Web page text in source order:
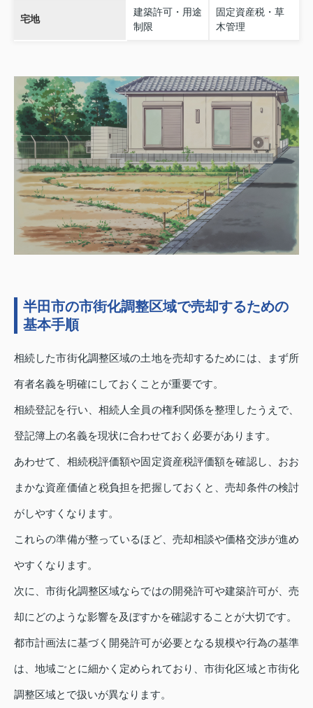
宅地
建築許可・用途
制限
固定資産税・草
木管理
半田市の市街化調整区域で売却するための
基本手順
相続した市街化調整区域の土地を売却するためには、まず所
有者名義を明確にしておくことが重要です。
相続登記を行い、相続人全員の権利関係を整理したうえで、
登記簿上の名義を現状に合わせておく必要があります。
あわせて、相続税評価額や固定資産税評価額を確認し、おお
まかな資産価値と税負担を把握しておくと、売却条件の検討
がしやすくなります。
これらの準備が整っているほど、売却相談や価格交渉が進め
やすくなります。
次に、市街化調整区域ならではの開発許可や建築許可が、売
却にどのような影響を及ぼすかを確認することが大切です。
都市計画法に基づく開発許可が必要となる規模や行為の基準
は、地域ごとに細かく定められており、市街化区域と市街化
調整区域とで扱いが異なります。